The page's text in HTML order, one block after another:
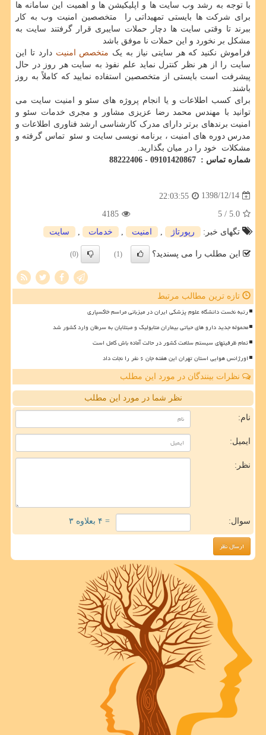
با توجه به رشد وب سایت ها و اپلیکیشن ها و اهمیت این سامانه ها
برای شرکت ها بایستی تمهیداتی را متخصصین امنیت وب به کار
ببرند تا وقتی سایت ها دچار حملات سایبری قرار گرفتند سایت به
مشکل بر نخورد و این حملات نا موفق باشد
فراموش نکنید که هر سایتی نیاز به یک متخصص امنیت دارد تا این
سایت را از هر نظر کنترل نماید علم نفوذ به سایت هر روز در حال
پیشرفت است بایستی از متخصصین استفاده نمایید که کاملاً به روز
باشند.
برای کسب اطلاعات و یا انجام پروژه های سئو و امنیت سایت می
توانید با مهندس محمد رضا عزیزی مشاور و مجری خدمات سئو و
امنیت برندهای برتر دارای مدرک کارشناسی ارشد فناوری اطلاعات و
مدرس دوره های امنیت ، برنامه نویسی سایت و سئو تماس گرفته و
مشکلات خود را در میان بگذارید.
شماره تماس : 09101420867 - 88222406
1398/12/14
22:03:55
5.0
/ 5
4185
تگهای خبر:
رپورتاژ امنیت خدمات سایت
این مطلب را می پسندید؟ (1)
(0)
تازه ترین مطالب مرتبط
رتبه نخست دانشگاه علوم پزشکی ایران در میزبانی مراسم خاکسپاری
محموله جدید دارو های حیاتی بیماران متابولیک و مبتلایان به سرطان وارد کشور شد
تمام ظرفیتهای سیستم سلامت کشور در حالت آماده باش کامل است
اورژانس هوایی استان تهران این هفته جان ۶ نفر را نجات داد
نظرات بینندگان در مورد این مطلب
نظر شما در مورد این مطلب
نام:
ایمیل:
نظر:
سوال: = ۴ بعلاوه ۳